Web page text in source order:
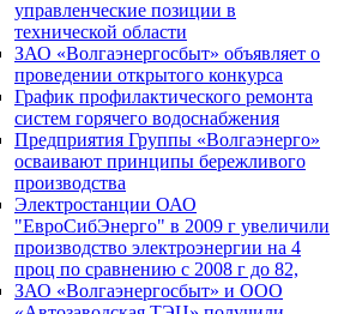
управленческие позиции в
технической области
ЗАО «Волгаэнергосбыт» объявляет о
проведении открытого конкурса
График профилактического ремонта
систем горячего водоснабжения
Предприятия Группы «Волгаэнерго»
осваивают принципы бережливого
производства
Электростанции ОАО
"ЕвроСибЭнерго" в 2009 г увеличили
производство электроэнергии на 4
проц по сравнению с 2008 г до 82,
ЗАО «Волгаэнергосбыт» и ООО